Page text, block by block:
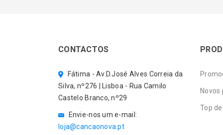
CONTACTOS
Fátima - Av.D.José Alves Correia da
Silva, nº276 | Lisboa - Rua Camilo
Castelo Branco, nº29
Envie-nos um e-mail:
loja@cancaonova.pt
Novos
Top